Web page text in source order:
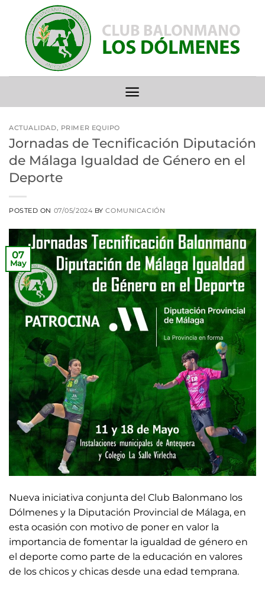
contenido
ACTUALIDAD, PRIMER EQUIPO
Jornadas de Tecnificación Diputación
de Málaga Igualdad de Género en el
Deporte
POSTED ON 07/05/2024 BYCOMUNICACIÓN
07
May
Nueva iniciativa conjunta del Club Balonmano los
Dólmenes y la Diputación Provincial de Málaga, en
esta ocasión con motivo de poner en valor la
importancia de fomentar la igualdad de género en
el deporte como parte de la educación en valores
de los chicos y chicas desde una edad temprana.